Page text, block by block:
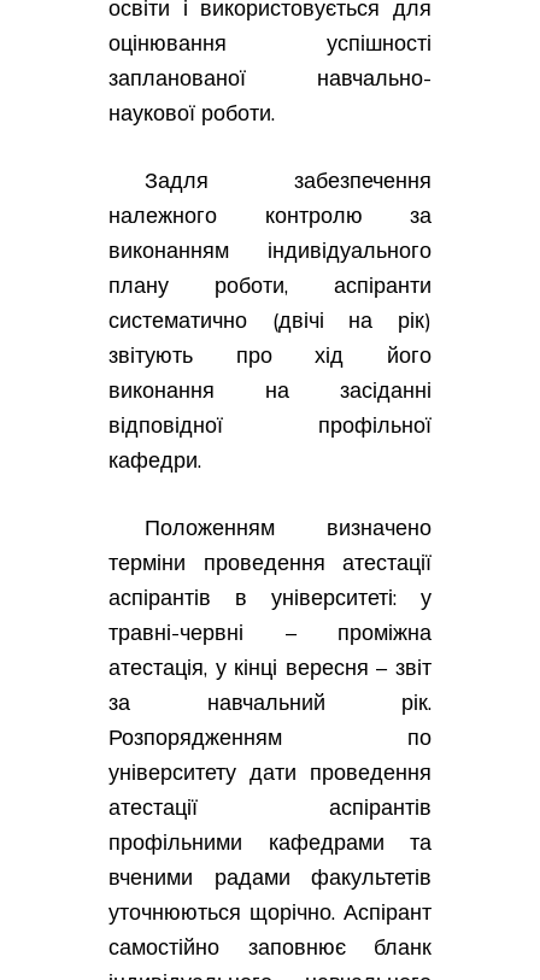
освіти і використовується для
оцінювання успішності
запланованої навчально-
наукової роботи.
Задля забезпечення
належного контролю за
виконанням індивідуального
плану роботи, аспіранти
систематично (двічі на рік)
звітують про хід його
виконання на засіданні
відповідної профільної
кафедри.
Положенням визначено
терміни проведення атестації
аспірантів в університеті: у
травні-червні – проміжна
атестація, у кінці вересня – звіт
за навчальний рік.
Розпорядженням по
університету дати проведення
атестації аспірантів
профільними кафедрами та
вченими радами факультетів
уточнюються щорічно. Аспірант
самостійно заповнює бланк